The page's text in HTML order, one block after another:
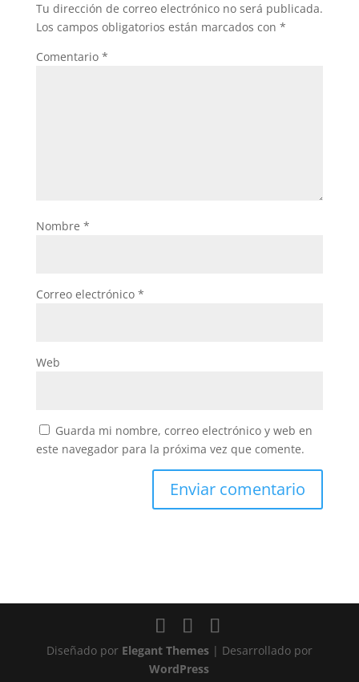
Tu dirección de correo electrónico no será publicada.
Los campos obligatorios están marcados con *
Comentario *
Nombre *
Correo electrónico *
Web
Guarda mi nombre, correo electrónico y web en
este navegador para la próxima vez que comente.
Diseñado por Elegant Themes| Desarrollado por
WordPress